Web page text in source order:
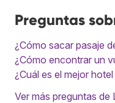
Preguntas
¿Cómo sacar pasaje
¿Cómo encontrar un
¿Cuál es el mejor
Ver más preguntas de